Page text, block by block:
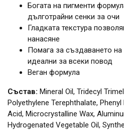
Богата на пигменти
дълготрайни сенки за очи
Гладката текстура
нанасяне
Помага за създаването
идеални за всеки повод
Веган формула
Състав: Mineral Oil, Tridecyl
Polyethylene Terephthalate,
Acid, Microcrystalline Wax,
Hydrogenated Vegetable Oil,